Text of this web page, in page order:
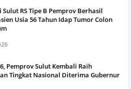
Sulut RS Tipe B Pemprov Berhasil
Usia 56 Tahun Idap Tumor Colon
Pemprov Sulut Kembali Raih
Tingkat Nasional Diterima Gubernur